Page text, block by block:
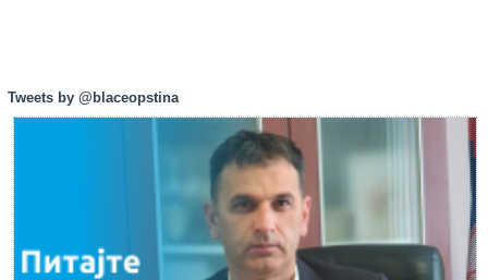
Tweets by @blaceopstina